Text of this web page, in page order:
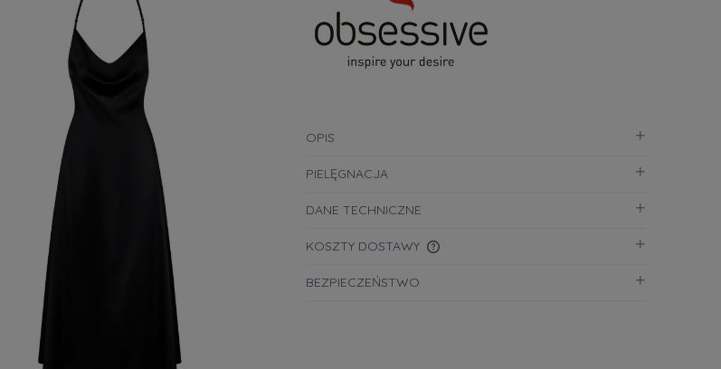
OPIS
PIELĘGNACJA
DANE TECHNICZNE
KOSZTY DOSTAWY
CENA NIE ZAWIERA EWENTUALNYCH
BEZPIECZEŃSTWO